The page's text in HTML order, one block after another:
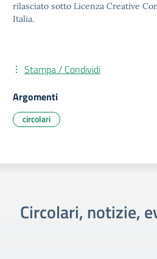
rilasciato sotto Licenza Creative
Italia.
Stampa / Condividi
Argomenti
circolari
Circolari, notizie,